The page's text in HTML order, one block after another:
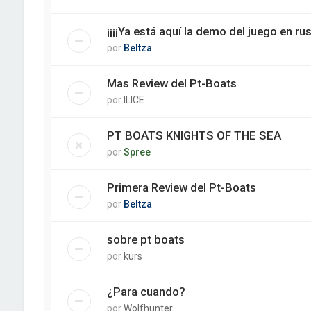
¡¡¡¡Ya está aquí la demo del juego en
por Beltza
Mas Review del Pt-Boats
porILICE
PT BOATS KNIGHTS OF THE SEA
porSpree
Primera Review del Pt-Boats
por Beltza
sobre pt boats
porkurs
¿Para cuando?
porWolfhunter